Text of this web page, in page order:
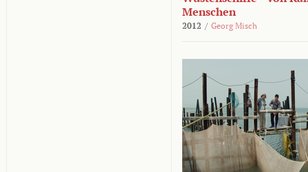
Menschen
2012 / Georg Misch